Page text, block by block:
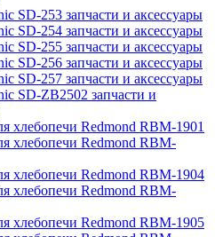
SD-253 запчасти и аксессуары
SD-254 запчасти и аксессуары
SD-255 запчасти и аксессуары
SD-256 запчасти и аксессуары
SD-257 запчасти и аксессуары
SD-ZB2502 запчасти и
хлебопечи Redmond RBM-1901
хлебопечи Redmond RBM-
хлебопечи Redmond RBM-1904
хлебопечи Redmond RBM-
хлебопечи Redmond RBM-1905